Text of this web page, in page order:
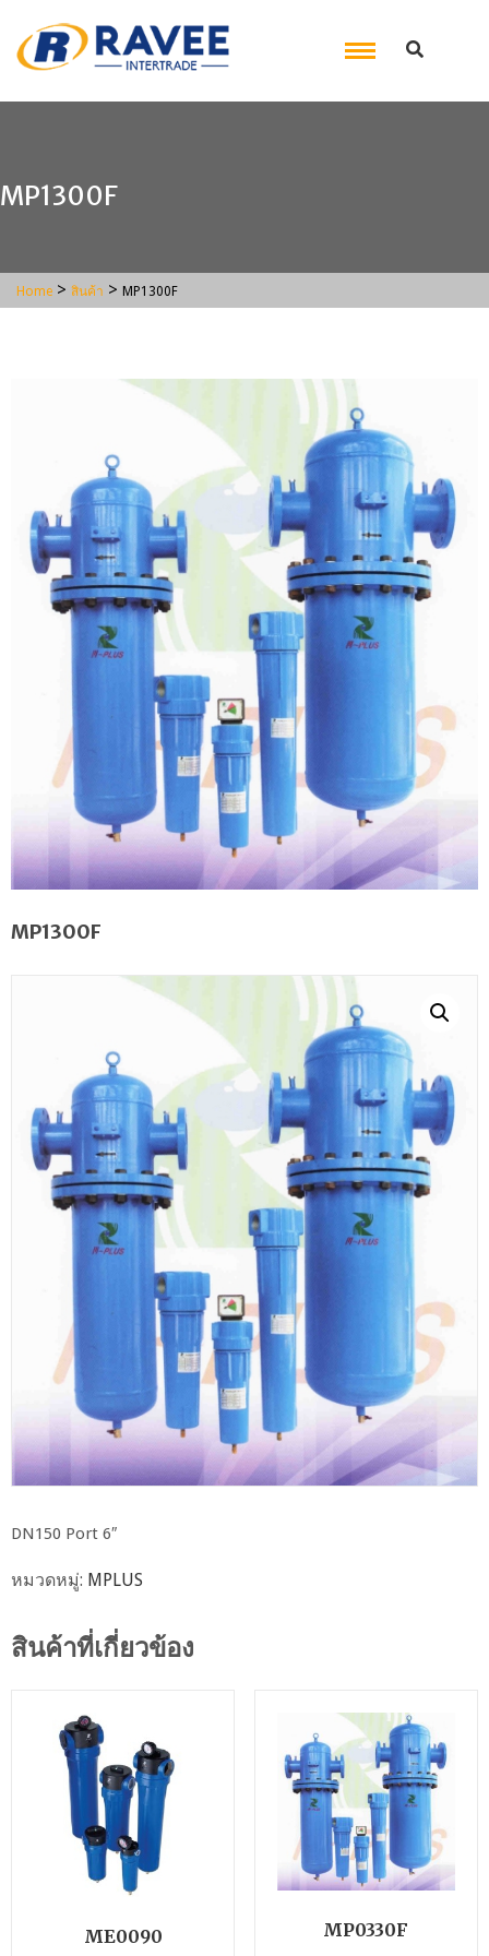
MP1300F
Home > สินค้า > MP1300F
MP1300F
DN150 Port 6″
หมวดหมู่: MPLUS
สินค้าที่เกี่ยวข้อง
ME0090 MP0330F